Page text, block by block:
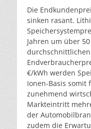
Die
sinken rasant.
Jahren um über
durchschnittlichen
€/kWh werden
Ionen-Basis
zunehmend
Markteintritt
der
zudem die